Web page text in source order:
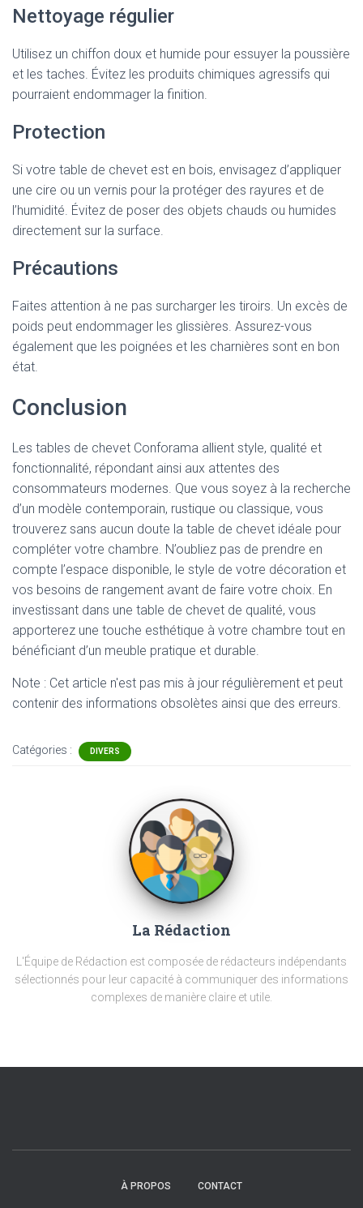
Nettoyage régulier
Utilisez un chiffon doux et humide pour essuyer la poussière
et les taches. Évitez les produits chimiques agressifs qui
pourraient endommager la finition.
Protection
Si votre table de chevet est en bois, envisagez d’appliquer
une cire ou un vernis pour la protéger des rayures et de
l’humidité. Évitez de poser des objets chauds ou humides
directement sur la surface.
Précautions
Faites attention à ne pas surcharger les tiroirs. Un excès de
poids peut endommager les glissières. Assurez-vous
également que les poignées et les charnières sont en bon
état.
Conclusion
Les tables de chevet Conforama allient style, qualité et
fonctionnalité, répondant ainsi aux attentes des
consommateurs modernes. Que vous soyez à la recherche
d’un modèle contemporain, rustique ou classique, vous
trouverez sans aucun doute la table de chevet idéale pour
compléter votre chambre. N’oubliez pas de prendre en
compte l’espace disponible, le style de votre décoration et
vos besoins de rangement avant de faire votre choix. En
investissant dans une table de chevet de qualité, vous
apporterez une touche esthétique à votre chambre tout en
bénéficiant d’un meuble pratique et durable.
Note : Cet article n'est pas mis à jour régulièrement et peut
contenir des informations obsolètes ainsi que des erreurs.
Catégories : DIVERS
La Rédaction
L'Équipe de Rédaction est composée de rédacteurs indépendants
sélectionnés pour leur capacité à communiquer des informations
complexes de manière claire et utile.
À PROPOS CONTACT